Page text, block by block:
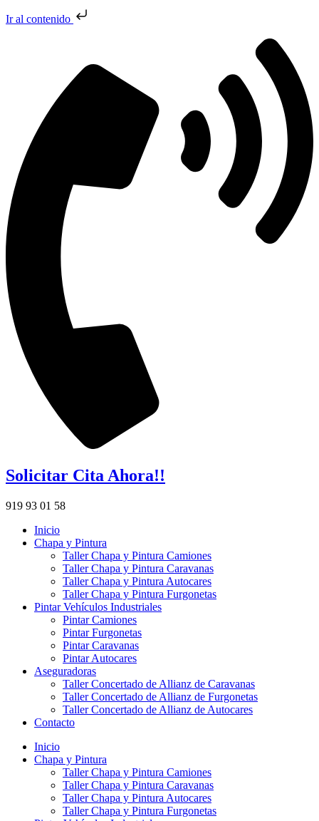
Ir al contenido
Solicitar Cita Ahora!!
919 93 01 58
Inicio
Chapa y Pintura
Taller Chapa y Pintura Camiones
Taller Chapa y Pintura Caravanas
Taller Chapa y Pintura Autocares
Taller Chapa y Pintura Furgonetas
Pintar Vehículos Industriales
Pintar Camiones
Pintar Furgonetas
Pintar Caravanas
Pintar Autocares
Aseguradoras
Taller Concertado de Allianz de Caravanas
Taller Concertado de Allianz de Furgonetas
Taller Concertado de Allianz de Autocares
Contacto
Inicio
Chapa y Pintura
Taller Chapa y Pintura Camiones
Taller Chapa y Pintura Caravanas
Taller Chapa y Pintura Autocares
Taller Chapa y Pintura Furgonetas